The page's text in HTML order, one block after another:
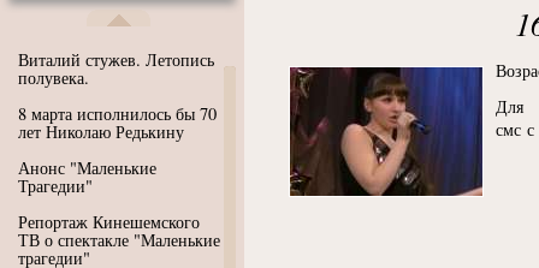
Виталий стужев. Летопись
полувека.
8 марта исполнилось бы 70
лет Николаю Редькину
Анонс "Маленькие
Трагедии"
Репортаж Кинешемского
ТВ о спектакле "Маленькие
трагедии"
Для
смс